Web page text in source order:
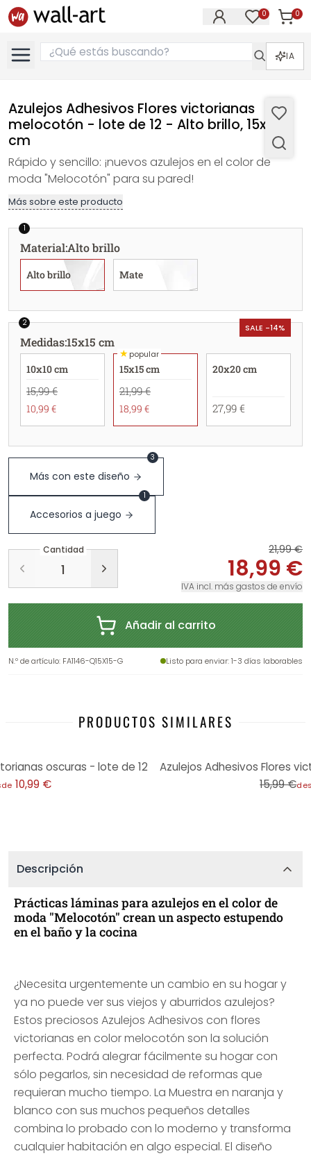
0 0
IA
Azulejos Adhesivos Flores victorianas
melocotón - lote de 12 - Alto brillo, 15x15
cm
Rápido y sencillo: ¡nuevos azulejos en el color de
moda "Melocotón" para su pared!
Más sobre este producto
1
Material:Alto brillo
Alto brillo Mate
SALE -14%
2
Medidas:15x15 cm
10x10 cm
15,99 €
10,99 €
★popular
15x15 cm
21,99 €
18,99 €
20x20 cm
27,99 €
Más con este diseño
3
Accesorios a juego
1
Cantidad 21,99 €
18,99 €
IVA incl. más gastos de envío
Añadir al carrito
N.º de artículo: FA1146-Q15X15-G Listo para enviar: 1-3 días laborables
PRODUCTOS SIMILARES
oscuras - lote de 12
10,99 €
Azulejos Adhesivos Flores
15,99 €
Descripción
Prácticas láminas para azulejos en el color de
moda "Melocotón" crean un aspecto estupendo
en el baño y la cocina
¿Necesita urgentemente un cambio en su hogar y
ya no puede ver sus viejos y aburridos azulejos?
Estos preciosos Azulejos Adhesivos con flores
victorianas en color melocotón son la solución
perfecta. Podrá alegrar fácilmente su hogar con
sólo pegarlos, sin necesidad de reformas que
requieran mucho tiempo. La Muestra en naranja y
blanco con sus muchos pequeños detalles
combina lo probado con lo moderno y transforma
cualquier habitación en algo especial. El diseño